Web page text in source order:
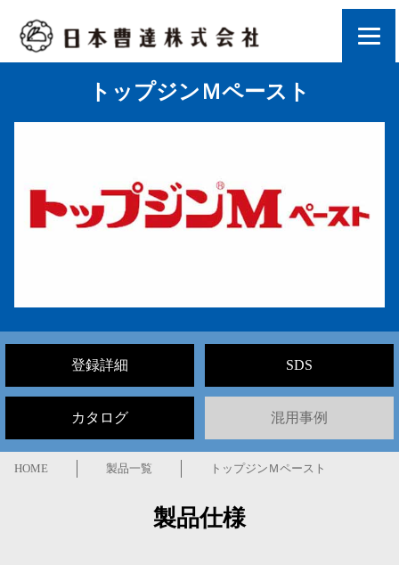
トップジンＭペースト
登録詳細 SDS
カタログ 混用事例
HOME 製品一覧 トップジンＭペースト
製品仕様